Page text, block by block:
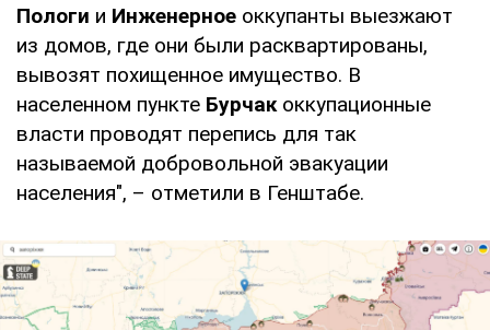
Пологи и Инженерное оккупанты выезжают
из домов, где они были расквартированы,
вывозят похищенное имущество. В
населенном пункте Бурчак оккупационные
власти проводят перепись для так
называемой добровольной эвакуации
населения", – отметили в Генштабе.